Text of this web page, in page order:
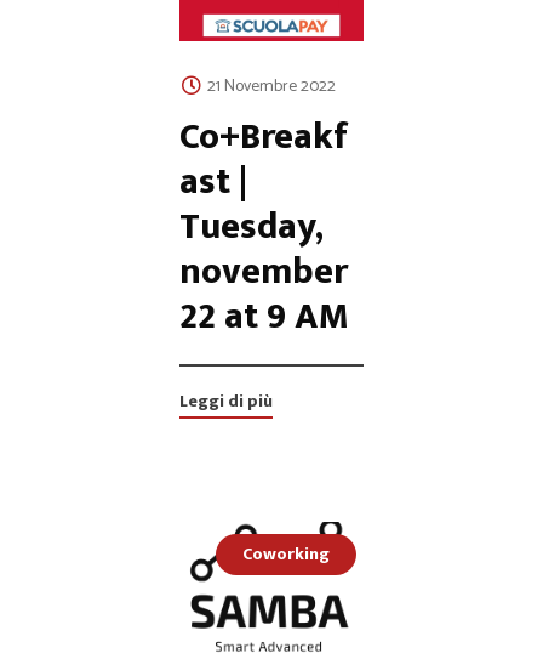
21 Novembre 2022
Co+Breakf
ast |
Tuesday,
november
22 at 9 AM
Leggi di più
Coworking